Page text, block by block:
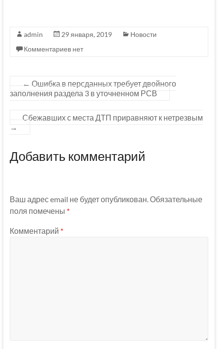
admin 29 января, 2019
Новости
Комментариев нет
← Ошибка в персданных требует двойного
заполнения раздела 3 в уточненном РСВ
Сбежавших с места ДТП приравняют к нетрезвым
→
Добавить комментарий
Ваш адрес email не будет опубликован. Обязательные
поля помечены *
Комментарий *